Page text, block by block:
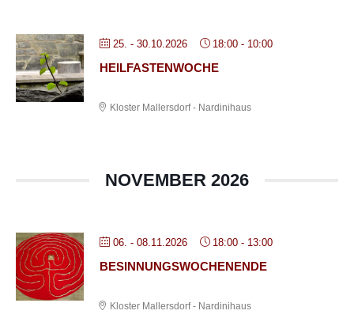
25. - 30.10.2026 18:00 - 10:00
HEILFASTENWOCHE
Kloster Mallersdorf - Nardinihaus
NOVEMBER 2026
06. - 08.11.2026 18:00 - 13:00
BESINNUNGSWOCHENENDE
Kloster Mallersdorf - Nardinihaus